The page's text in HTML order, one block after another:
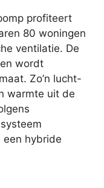
profiteert
80 woningen
ventilatie. De
wordt
Zo’n lucht-
warmte uit de
een hybride